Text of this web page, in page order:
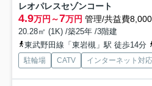
レオパレスセゾンコート
4.9万円～7万円 管理/共益費
20.28㎡ (1K) /築25年 /3階建
東武野田線「東岩槻」駅 徒歩14分
駐輪場 CATV インターネット対応